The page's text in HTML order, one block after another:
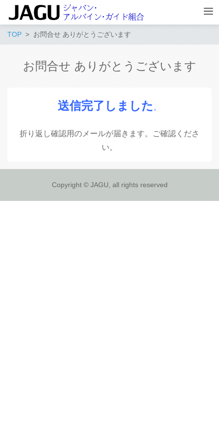
TOP お問合せ ありがとうございます
お問合せ ありがとうございます
送信完了しました 。
折り返し確認用のメールが届きます。ご確認くださ
い。
Copyright © JAGU, all rights reserved